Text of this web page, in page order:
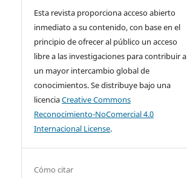
Esta revista proporciona acceso abierto
inmediato a su contenido, con base en el
principio de ofrecer al público un acceso
libre a las investigaciones para contribuir a
un mayor intercambio global de
conocimientos. Se distribuye bajo una
licenciaCreative Commons
Reconocimiento-NoComercial 4.0
Internacional License.
Cómo citar